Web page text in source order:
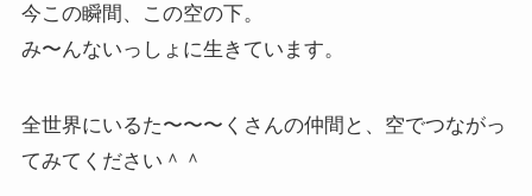
今この瞬間、この空の下。
み〜んないっしょに生きています。
全世界にいるた〜〜〜くさんの仲間と、空でつながっ
てみてください＾＾